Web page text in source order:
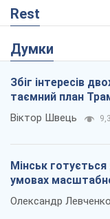
Rest
Думки
Збіг інтересів
таємний план
Віктор Швець
Мінськ
умовах
Олександр Левченко